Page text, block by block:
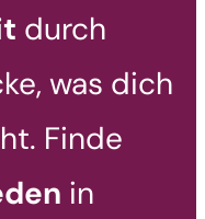
durch
was dich
Finde
in